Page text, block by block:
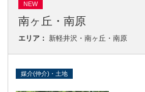
南ヶ丘・南原
NEW
エリア： 新軽井沢・南ヶ丘・南原
媒介(仲介)・土地